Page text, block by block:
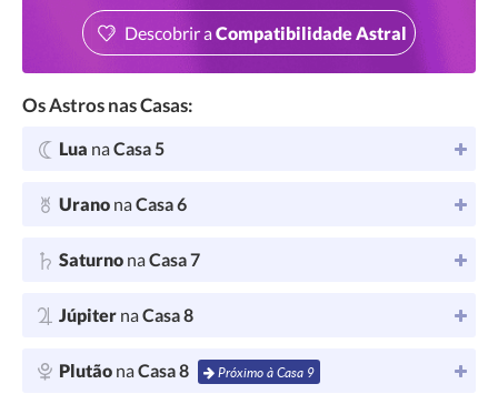
Descobrir aCompatibilidade Astral
Os Astros nas Casas:
Lua naCasa 5
Urano naCasa 6
Saturno naCasa 7
Júpiter naCasa 8
Plutão naCasa 8 Próximo à Casa 9